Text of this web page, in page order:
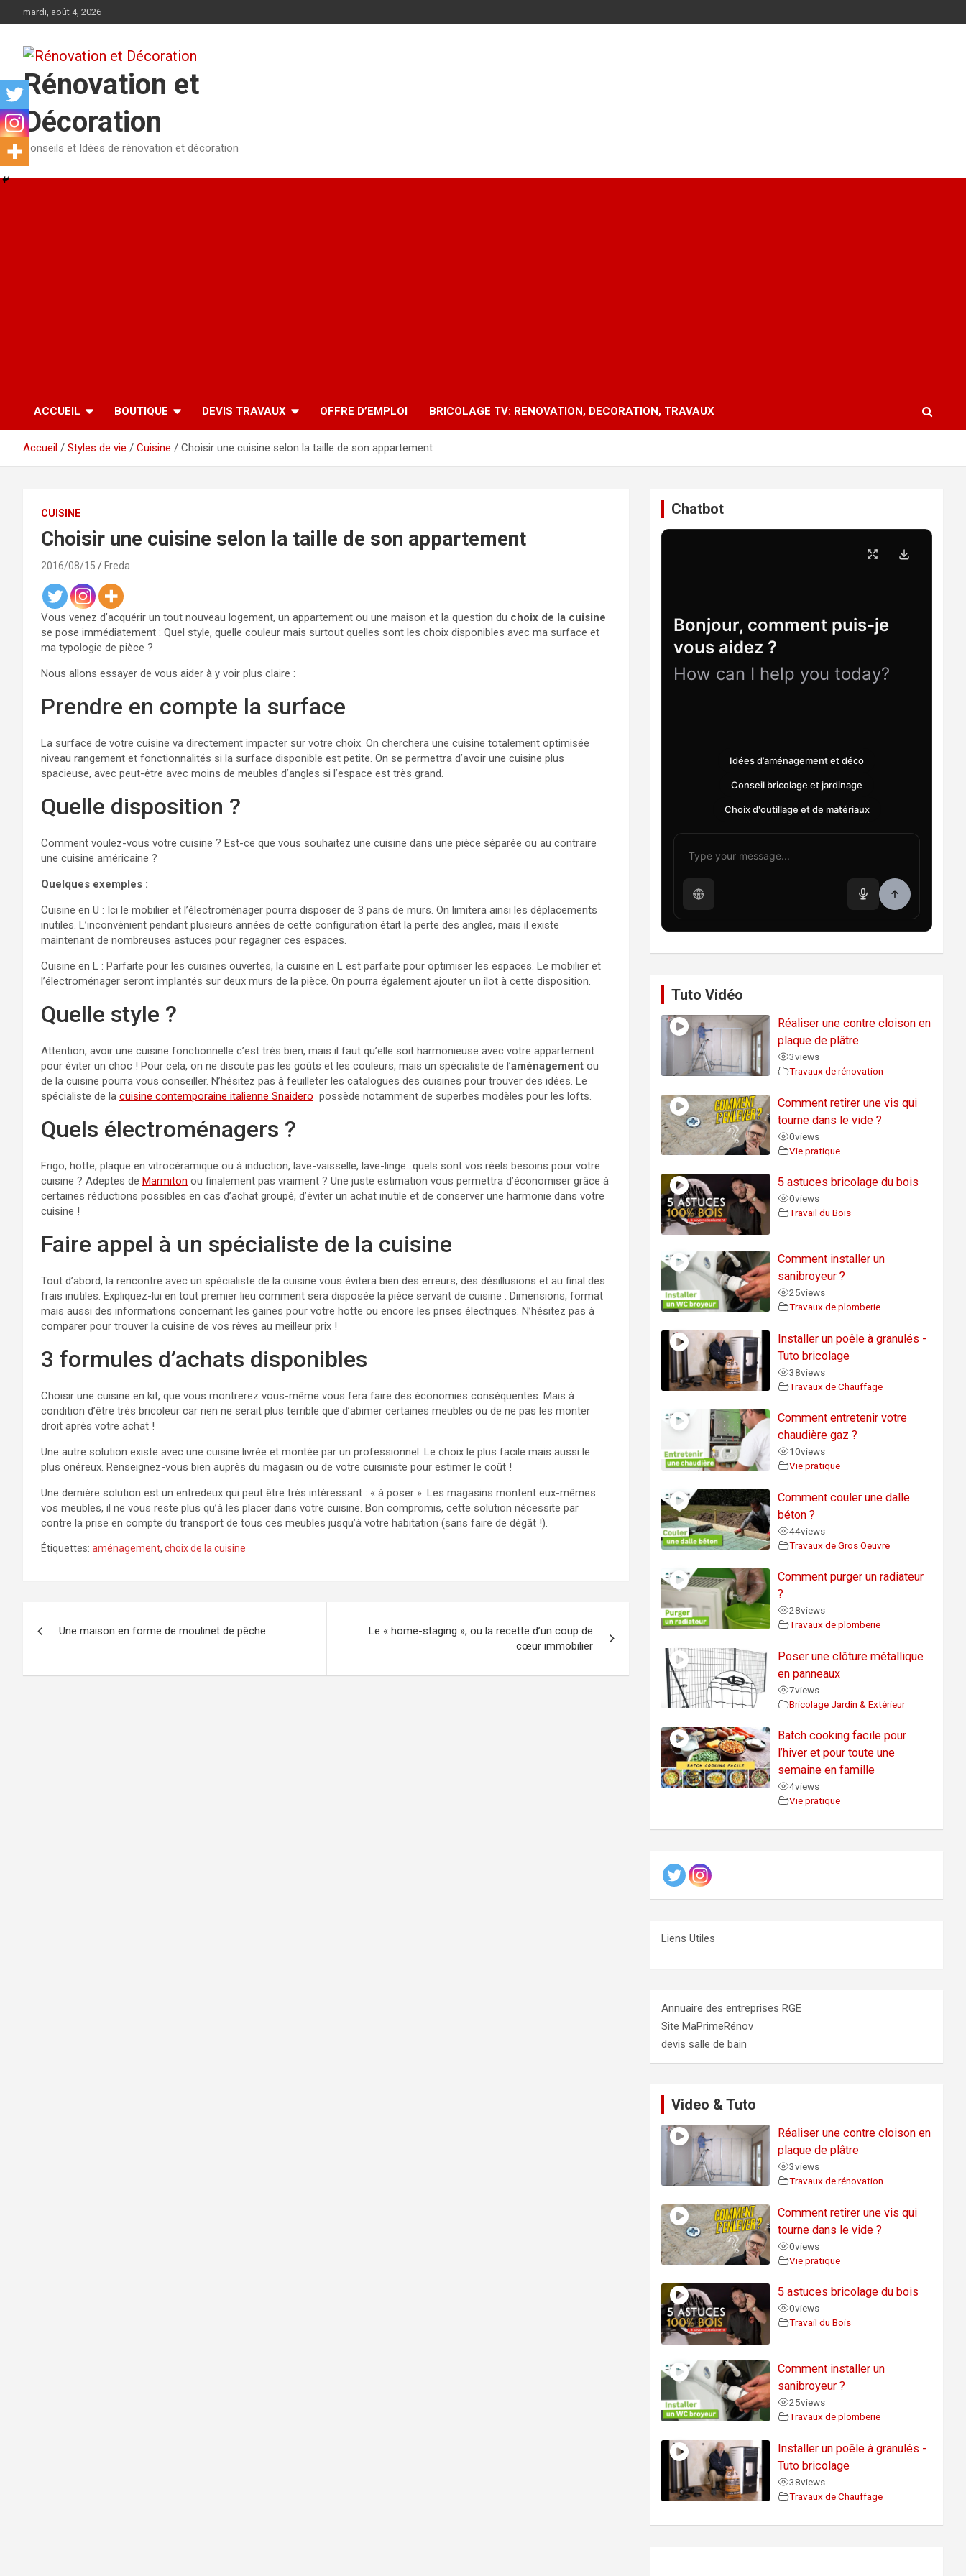
au
mardi, août 4, 2026
Rénovation et
Décoration
Conseils et Idées de rénovation et décoration
ACCUEIL BOUTIQUE DEVIS TRAVAUX OFFRE D’EMPLOI BRICOLAGE TV: RENOVATION, DECORATION, TRAVAUX
Accueil Styles de vie Cuisine Choisir une cuisine selon la taille de son appartement
CUISINE
Choisir une cuisine selon la taille de son appartement
2016/08/15 Freda
Vous venez d’acquérir un tout nouveau logement, un appartement ou une maison et la question du choix de la cuisine
se pose immédiatement : Quel style, quelle couleur mais surtout quelles sont les choix disponibles avec ma surface et
ma typologie de pièce ?
Nous allons essayer de vous aider à y voir plus claire :
Prendre en compte la surface
La surface de votre cuisine va directement impacter sur votre choix. On cherchera une cuisine totalement optimisée
niveau rangement et fonctionnalités si la surface disponible est petite. On se permettra d’avoir une cuisine plus
spacieuse, avec peut-être avec moins de meubles d’angles si l’espace est très grand.
Quelle disposition ?
Comment voulez-vous votre cuisine ? Est-ce que vous souhaitez une cuisine dans une pièce séparée ou au contraire
une cuisine américaine ?
Quelques exemples :
Cuisine en U : Ici le mobilier et l’électroménager pourra disposer de 3 pans de murs. On limitera ainsi les déplacements
inutiles. L’inconvénient pendant plusieurs années de cette configuration était la perte des angles, mais il existe
maintenant de nombreuses astuces pour regagner ces espaces.
Cuisine en L : Parfaite pour les cuisines ouvertes, la cuisine en L est parfaite pour optimiser les espaces. Le mobilier et
l’électroménager seront implantés sur deux murs de la pièce. On pourra également ajouter un îlot à cette disposition.
Quelle style ?
Attention, avoir une cuisine fonctionnelle c’est très bien, mais il faut qu’elle soit harmonieuse avec votre appartement
pour éviter un choc ! Pour cela, on ne discute pas les goûts et les couleurs, mais un spécialiste de l’aménagement ou
de la cuisine pourra vous conseiller. N’hésitez pas à feuilleter les catalogues des cuisines pour trouver des idées. Le
spécialiste de la cuisine contemporaine italienne Snaidero possède notamment de superbes modèles pour les lofts.
Quels électroménagers ?
Frigo, hotte, plaque en vitrocéramique ou à induction, lave-vaisselle, lave-linge…quels sont vos réels besoins pour votre
cuisine ? Adeptes de Marmiton ou finalement pas vraiment ? Une juste estimation vous permettra d’économiser grâce à
certaines réductions possibles en cas d’achat groupé, d’éviter un achat inutile et de conserver une harmonie dans votre
cuisine !
Faire appel à un spécialiste de la cuisine
Tout d’abord, la rencontre avec un spécialiste de la cuisine vous évitera bien des erreurs, des désillusions et au final des
frais inutiles. Expliquez-lui en tout premier lieu comment sera disposée la pièce servant de cuisine : Dimensions, format
mais aussi des informations concernant les gaines pour votre hotte ou encore les prises électriques. N’hésitez pas à
comparer pour trouver la cuisine de vos rêves au meilleur prix !
3 formules d’achats disponibles
Choisir une cuisine en kit, que vous montrerez vous-même vous fera faire des économies conséquentes. Mais à
condition d’être très bricoleur car rien ne serait plus terrible que d’abimer certaines meubles ou de ne pas les monter
droit après votre achat !
Une autre solution existe avec une cuisine livrée et montée par un professionnel. Le choix le plus facile mais aussi le
plus onéreux. Renseignez-vous bien auprès du magasin ou de votre cuisiniste pour estimer le coût !
Une dernière solution est un entredeux qui peut être très intéressant : « à poser ». Les magasins montent eux-mêmes
vos meubles, il ne vous reste plus qu’à les placer dans votre cuisine. Bon compromis, cette solution nécessite par
contre la prise en compte du transport de tous ces meubles jusqu’à votre habitation (sans faire de dégât !).
Étiquettes: aménagement, choix de la cuisine
l’article
Une maison en forme de moulinet de pêche
Le « home-staging », ou la recette d’un coup de
cœur immobilier
Chatbot
Bonjour, comment puis-je
vous aidez ?
How can I help you today?
Idées d’aménagement et déco
Conseil bricolage et jardinage
Choix d'outillage et de matériaux
Tuto Vidéo
Réaliser une contre cloison en
plaque de plâtre
3views
Travaux de rénovation
Comment retirer une vis qui
tourne dans le vide ?
0views
Vie pratique
5 astuces bricolage du bois
0views
Travail du Bois
Comment installer un
sanibroyeur ?
25views
Travaux de plomberie
Installer un poêle à granulés -
Tuto bricolage
38views
Travaux de Chauffage
Comment entretenir votre
chaudière gaz ?
10views
Vie pratique
Comment couler une dalle
béton ?
44views
Travaux de Gros Oeuvre
Comment purger un radiateur
?
28views
Travaux de plomberie
Poser une clôture métallique
en panneaux
7views
Bricolage Jardin & Extérieur
Batch cooking facile pour
l’hiver et pour toute une
semaine en famille
4views
Vie pratique
Liens Utiles
Annuaire des entreprises RGE
Site MaPrimeRénov
devis salle de bain
Video & Tuto
Réaliser une contre cloison en
plaque de plâtre
3views
Travaux de rénovation
Comment retirer une vis qui
tourne dans le vide ?
0views
Vie pratique
5 astuces bricolage du bois
0views
Travail du Bois
Comment installer un
sanibroyeur ?
25views
Travaux de plomberie
Installer un poêle à granulés -
Tuto bricolage
38views
Travaux de Chauffage